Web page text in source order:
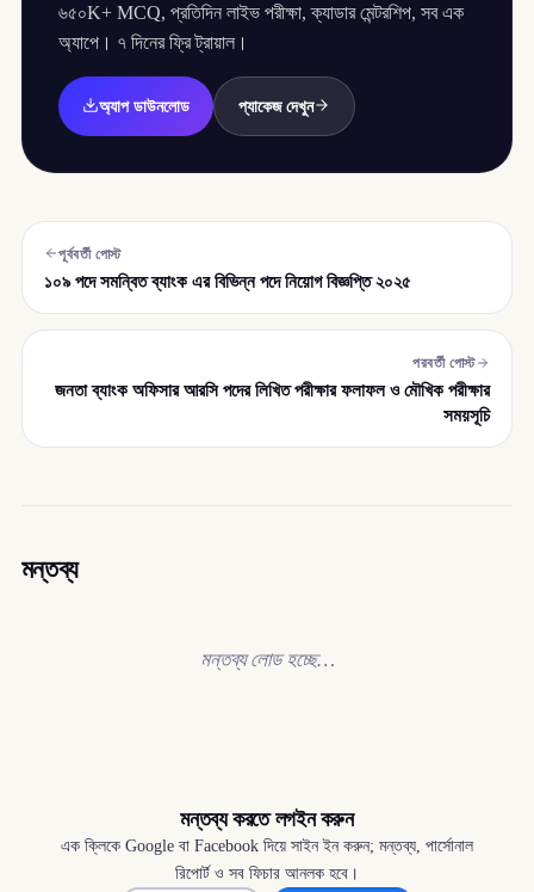
৬৫০K+ MCQ, প্রতিদিন লাইভ পরীক্ষা, ক্যাডার মেন্টরশিপ, সব এক
অ্যাপে। ৭ দিনের ফ্রি ট্রায়াল।
অ্যাপ ডাউনলোড প্যাকেজ দেখুন
পূর্ববর্তী পোস্ট
১০৯ পদে সমন্বিত ব্যাংক এর বিভিন্ন পদে নিয়োগ বিজ্ঞপ্তি ২০২৫
পরবর্তী পোস্ট
জনতা ব্যাংক অফিসার আরসি পদের লিখিত পরীক্ষার ফলাফল ও মৌখিক পরীক্ষার
সময়সূচি
মন্তব্য
মন্তব্য লোড হচ্ছে…
মন্তব্য করতে লগইন করুন
এক ক্লিকে Google বা Facebook দিয়ে সাইন ইন করুন; মন্তব্য, পার্সোনাল
রিপোর্ট ও সব ফিচার আনলক হবে।